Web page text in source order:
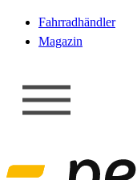
Fahrradhändler
Magazin